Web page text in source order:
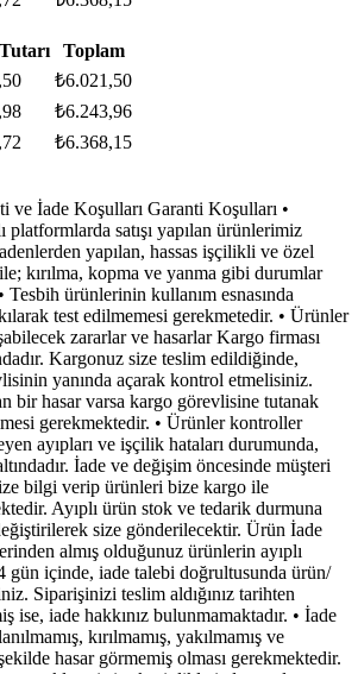
Toplam
₺6.021,50
₺6.243,96
₺6.368,15
ve İade Koşulları Garanti Koşulları •
platformlarda satışı yapılan ürünlerimiz
yapılan, hassas işçilikli ve özel
kırılma, kopma ve yanma gibi durumlar
ürünlerinin kullanım esnasında
test edilmemesi gerekmetedir. • Ürünler
zararlar ve hasarlar Kargo firması
Kargonuz size teslim edildiğinde,
yanında açarak kontrol etmelisiniz.
bir hasar varsa kargo görevlisine tutanak
gerekmektedir. • Ürünler kontroller
ayıpları ve işçilik hataları durumunda,
İade ve değişim öncesinde müşteri
bilgi verip ürünleri bize kargo ile
Ayıplı ürün stok ve tedarik durmuna
size gönderilecektir. Ürün İade
almış olduğunuz ürünlerin ayıplı
gün içinde, iade talebi doğrultusunda ürün/
Siparişinizi teslim aldığınız tarihten
ise, iade hakkınız bulunmamaktadır. • İade
kırılmamış, yakılmamış ve
hasar görmemiş olması gerekmektedir.